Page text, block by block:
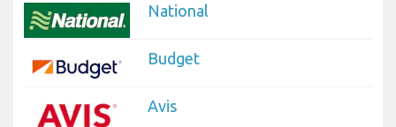
National
Budget
Avis